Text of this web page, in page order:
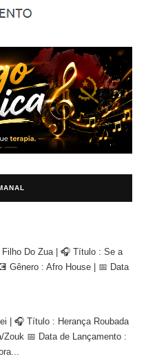
Do Zua | 🎧 Título : Se a
Gênero : Afro House | 📅 Data
| 🎧 Título : Herança Roubada
📅 Data de Lançamento :